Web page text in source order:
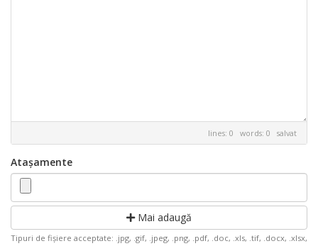
lines: 0 words: 0 salvat
Atașamente
Mai adaugă
Tipuri de fișiere acceptate: .jpg, .gif, .jpeg, .png, .pdf, .doc, .xls, .tif, .docx, .xlsx,